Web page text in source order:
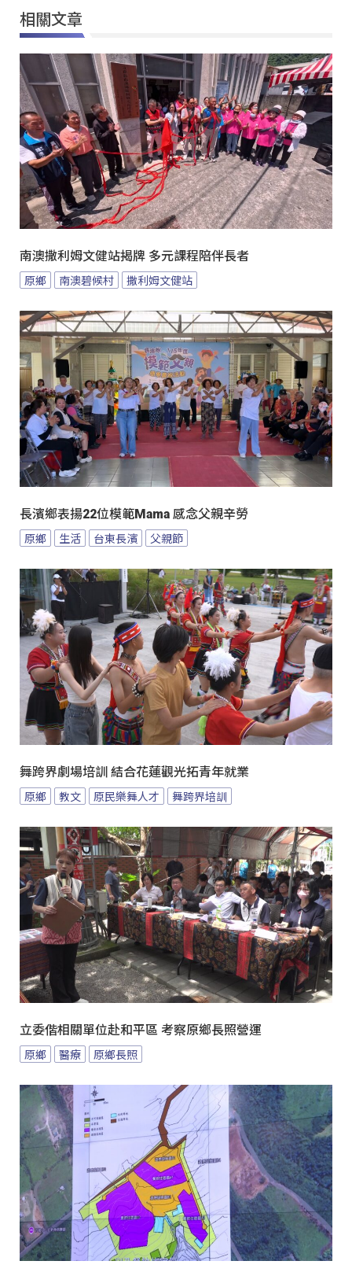
相關文章
南澳撒利姆文健站揭牌 多元課程陪伴長者
原鄉 南澳碧候村 撒利姆文健站
長濱鄉表揚22位模範Mama 感念父親辛勞
原鄉 生活 台東長濱 父親節
舞跨界劇場培訓 結合花蓮觀光拓青年就業
原鄉 教文 原民樂舞人才 舞跨界培訓
立委偕相關單位赴和平區 考察原鄉長照營運
原鄉 醫療 原鄉長照